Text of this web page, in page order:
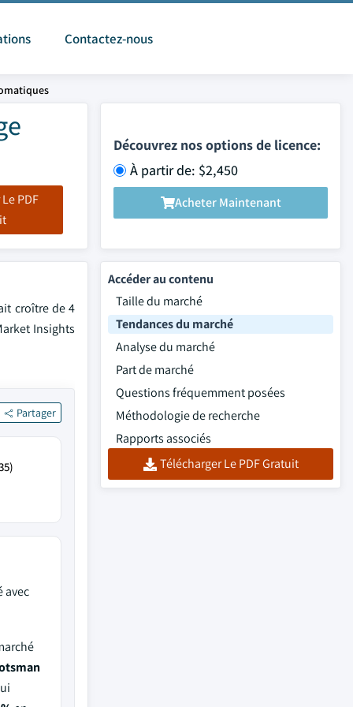
Contactez-nous
PDF
Découvrez nos options de licence:
À partir de: $2,450
Acheter Maintenant
croître de 4
Insights
Partager
avec
Accéder au contenu
Taille du marché
Tendances du marché
Analyse du marché
Part de marché
Questions fréquemment posées
Méthodologie de recherche
Rapports associés
Télécharger Le PDF Gratuit